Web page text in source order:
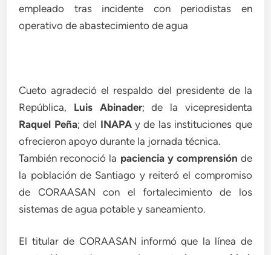
empleado tras incidente con periodistas en
operativo de abastecimiento de agua
Cueto agradeció el respaldo del presidente de la
República, Luis Abinader; de la vicepresidenta
Raquel Peña; del INAPAy de las instituciones que
ofrecieron apoyo durante la jornada técnica.
También reconoció la paciencia y comprensión de
la población de Santiago y reiteró el compromiso
de CORAASAN con el fortalecimiento de los
sistemas de agua potable y saneamiento.
El titular de CORAASAN informó que la línea de